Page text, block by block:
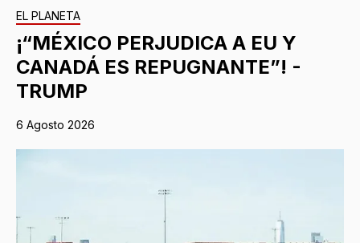
EL PLANETA
¡“MÉXICO PERJUDICA A EU Y
CANADÁ ES REPUGNANTE”! -
TRUMP
6 Agosto 2026